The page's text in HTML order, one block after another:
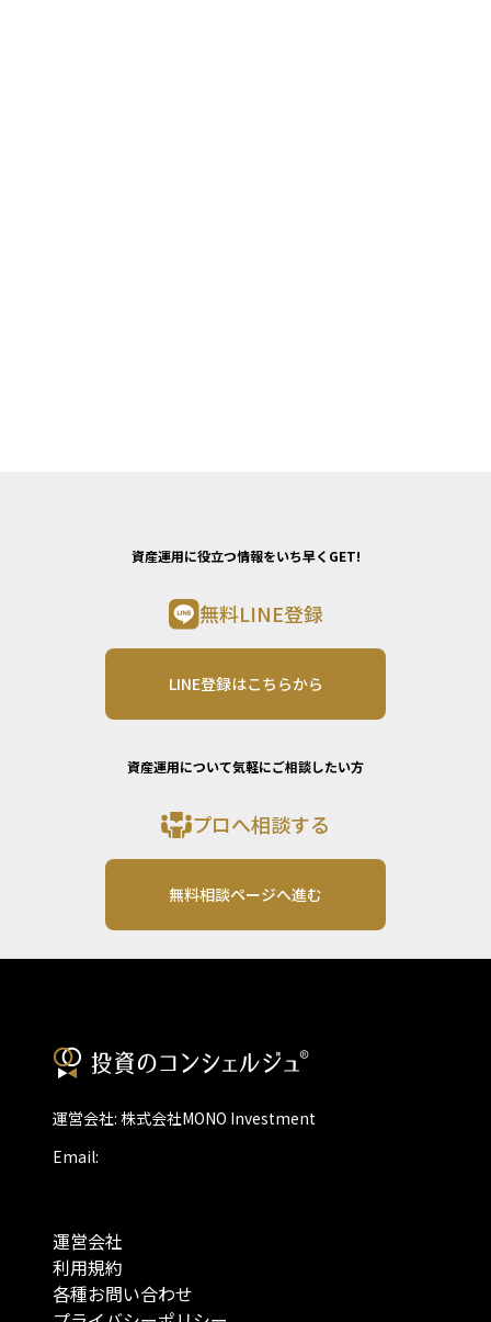
資産運用に役立つ情報をいち早くGET!
無料LINE登録
LINE登録はこちらから
資産運用について気軽にご相談したい方
プロへ相談する
無料相談ページへ進む
運営会社: 株式会社MONO Investment
Email:
運営会社
利用規約
各種お問い合わせ